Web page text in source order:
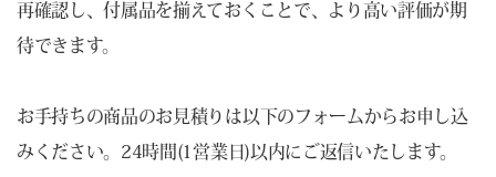
再確認し、付属品を揃えておくことで、より高い評価が期
待できます。
お手持ちの商品のお見積りは以下のフォームからお申し込
みください。24時間(1営業日)以内にご返信いたします。